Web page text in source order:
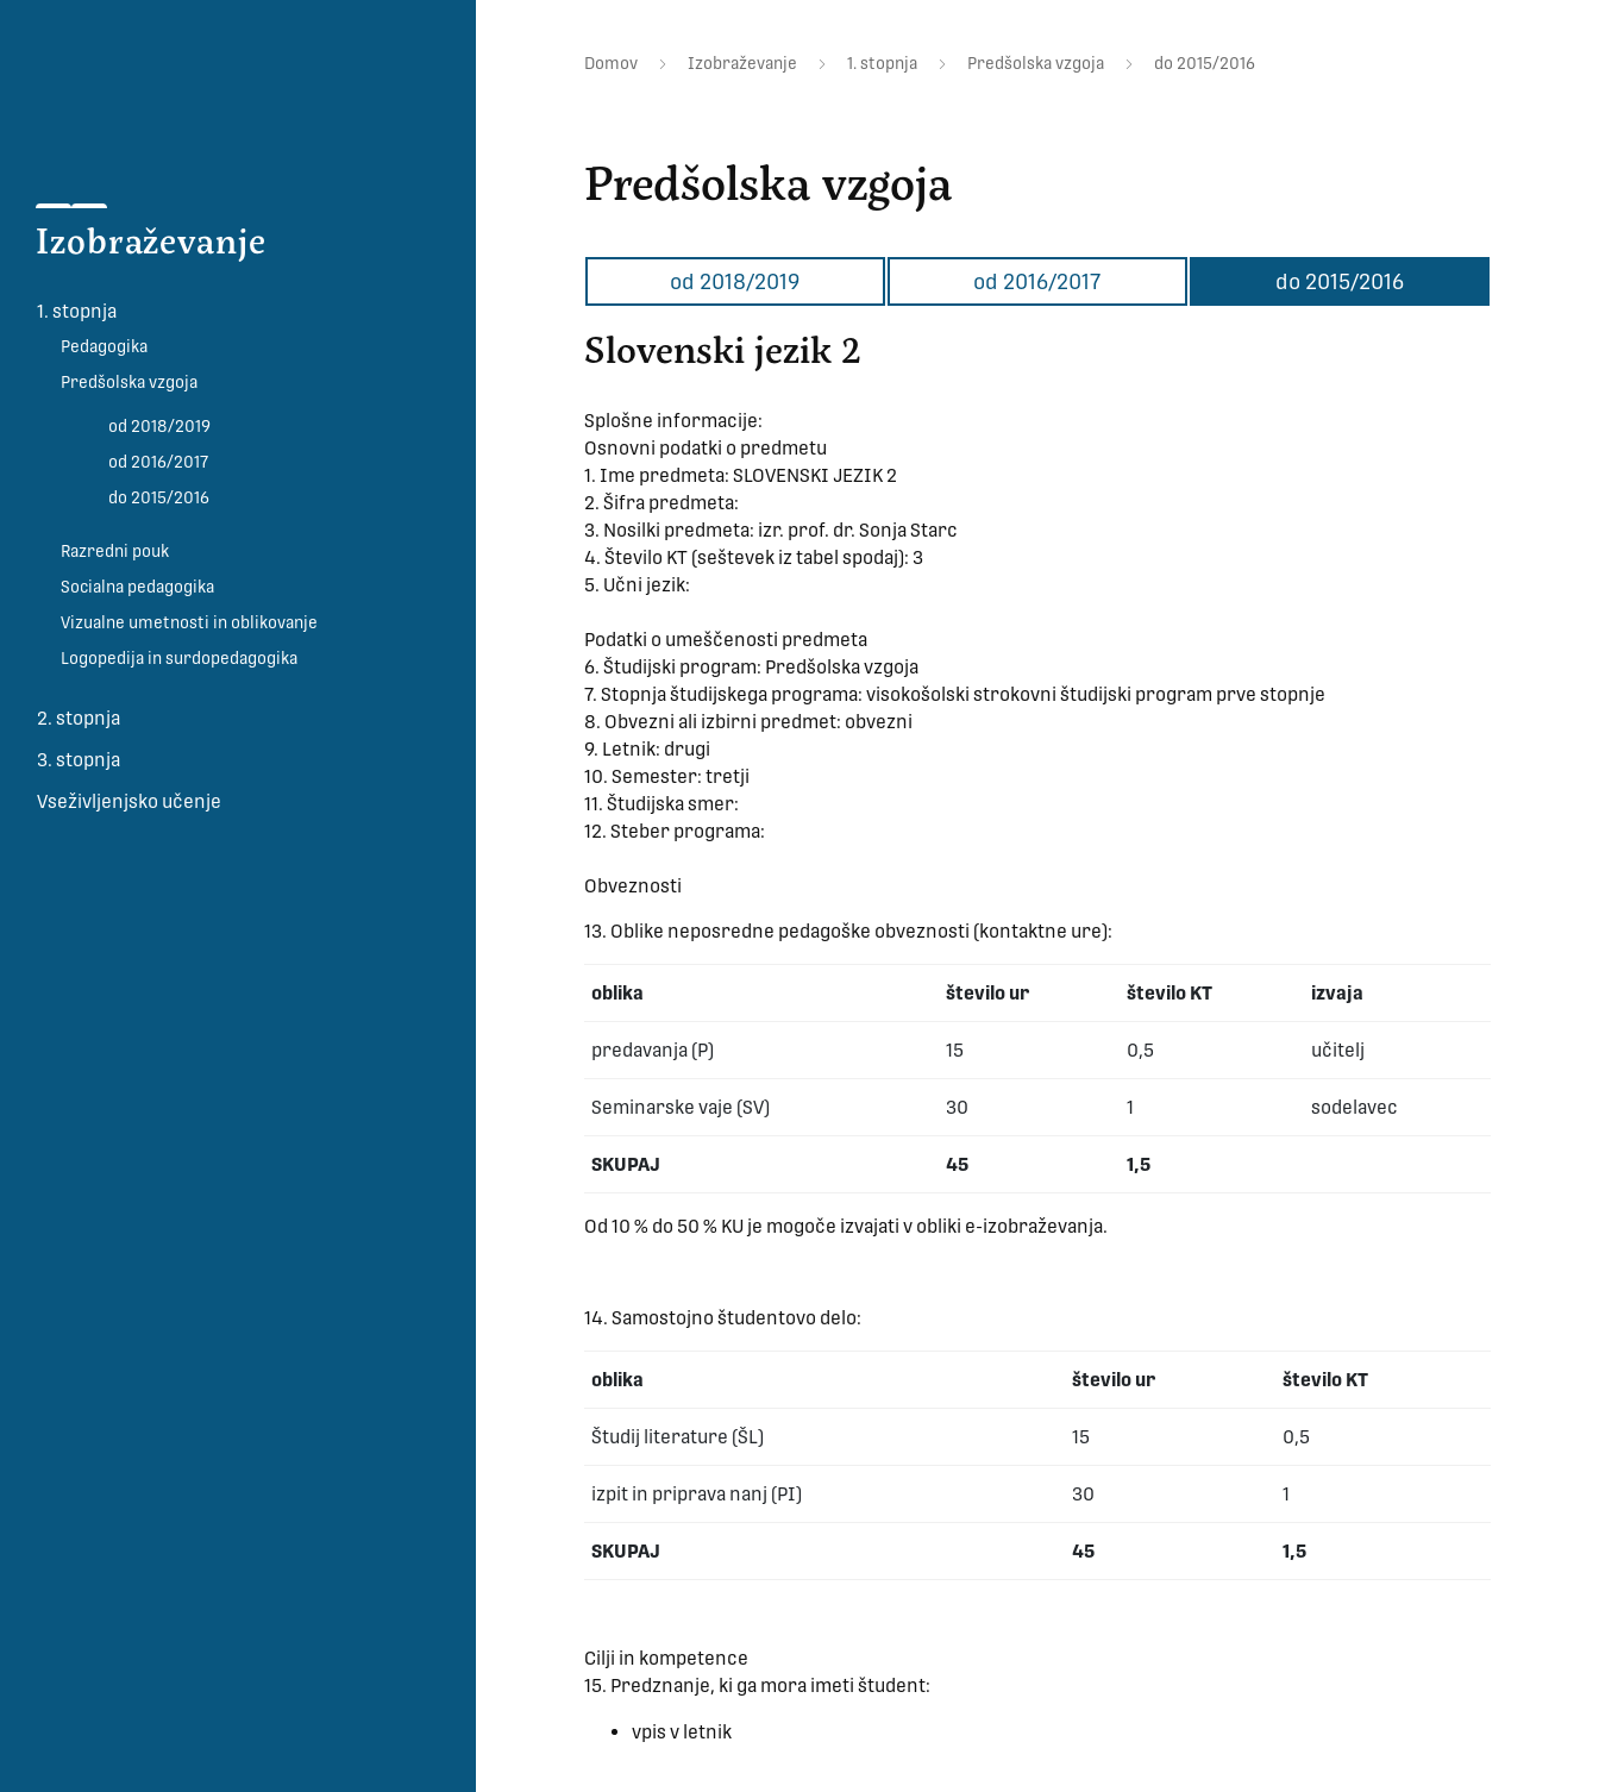
Izobraževanje
1. stopnja
Pedagogika
Predšolska vzgoja
od 2018/2019
od 2016/2017
do 2015/2016
Razredni pouk
Socialna pedagogika
Vizualne umetnosti in oblikovanje
Logopedija in surdopedagogika
2. stopnja
3. stopnja
Vseživljenjsko učenje
Domov Izobraževanje 1. stopnja Predšolska vzgoja do 2015/2016
Predšolska vzgoja
od 2018/2019 od 2016/2017 do 2015/2016
Slovenski jezik 2
Splošne informacije:
Osnovni podatki o predmetu
1. Ime predmeta: SLOVENSKI JEZIK 2
2. Šifra predmeta:
3. Nosilki predmeta: izr. prof. dr. Sonja Starc
4. Število KT (seštevek iz tabel spodaj): 3
5. Učni jezik:
Podatki o umeščenosti predmeta
6. Študijski program: Predšolska vzgoja
7. Stopnja študijskega programa: visokošolski strokovni študijski program prve stopnje
8. Obvezni ali izbirni predmet: obvezni
9. Letnik: drugi
10. Semester: tretji
11. Študijska smer:
12. Steber programa:
Obveznosti
13. Oblike neposredne pedagoške obveznosti (kontaktne ure):
oblika število ur število KT izvaja
predavanja (P) 15 0,5 učitelj
Seminarske vaje (SV) 30 1 sodelavec
SKUPAJ 45 1,5
Od 10 % do 50 % KU je mogoče izvajati v obliki e-izobraževanja.
14. Samostojno študentovo delo:
oblika število ur število KT
Študij literature (ŠL) 15 0,5
izpit in priprava nanj (PI) 30 1
SKUPAJ 45 1,5
Cilji in kompetence
15. Predznanje, ki ga mora imeti študent:
vpis v letnik